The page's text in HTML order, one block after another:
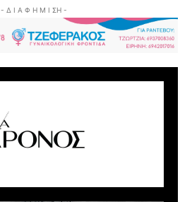
- Δ Ι Α Φ Η Μ Ι ΣΗ -